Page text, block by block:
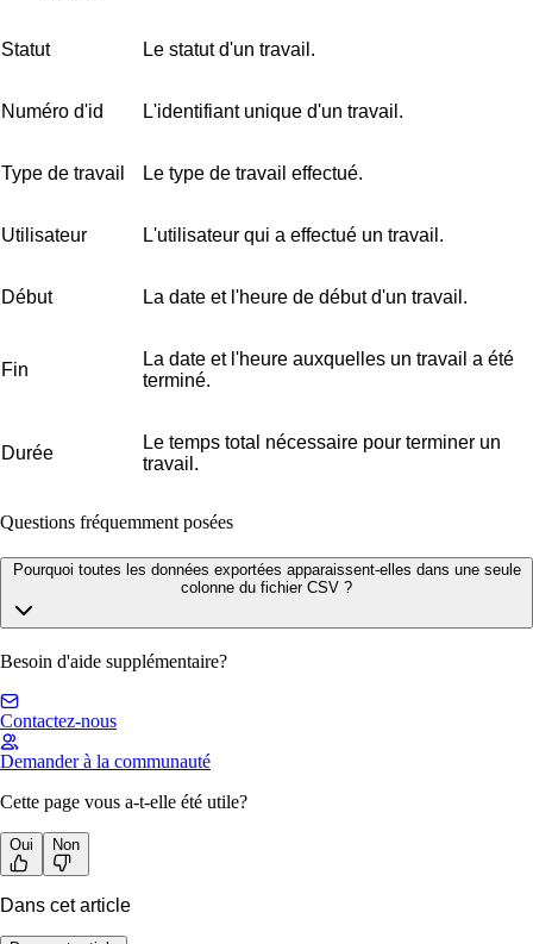
Statut Le statut d'un travail.
Numéro d'id L'identifiant unique d'un travail.
Type de travail Le type de travail effectué.
Utilisateur L'utilisateur qui a effectué un travail.
Début La date et l'heure de début d'un travail.
Fin
La date et l'heure auxquelles un travail a été
terminé.
Durée
Le temps total nécessaire pour terminer un
travail.
Questions fréquemment posées
Pourquoi toutes les données exportées apparaissent-elles dans une seule
colonne du fichier CSV ?
Besoin d'aide supplémentaire?
Contactez-nous
Demander à la communauté
Cette page vous a-t-elle été utile?
Oui Non
Dans cet article